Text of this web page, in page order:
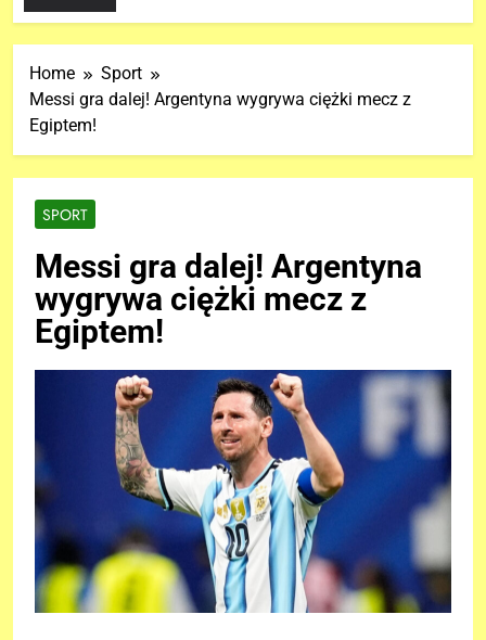
Home
Sport
Messi gra dalej! Argentyna wygrywa ciężki mecz z
Egiptem!
SPORT
Messi gra dalej! Argentyna
wygrywa ciężki mecz z
Egiptem!